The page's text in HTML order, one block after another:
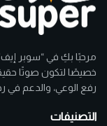
مرحبًا بكِ في “سوبر
خصيصًا لتكون صوتًا
رفع الوعي، والدعم في
التصنيفات